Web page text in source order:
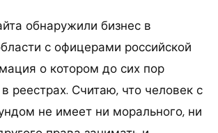
обнаружили бизнес в
с офицерами российской
о котором до сих пор
в реестрах. Считаю, что человек с
не имеет ни морального, ни